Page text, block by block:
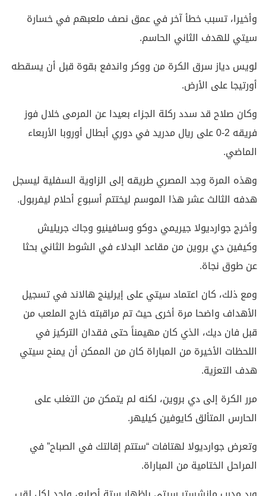
وأخيرا، تسبب خطأ آخر في عمق نصف ملعبهم في خسارة
سيتي للهدف الثاني الحاسم.
لويس دياز سرق الكرة من ووكر واندفع بقوة قبل أن يسقطه
أورتيجا على الأرض.
وكان صلاح قد سدد ركلة الجزاء بعيدا عن المرمى خلال فوز
فريقه 2-0 على ريال مدريد في دوري أبطال أوروبا الأربعاء
الماضي.
وهذه المرة وجد المصري طريقه إلى الزاوية السفلية ليسجل
هدفه الثالث عشر هذا الموسم ليختتم أسبوع أحلام ليفربول.
وأخرج جوارديولا جيريمي دوكو وسافينيو وجاك جريليش
وكيفين دي بروين من مقاعد البدلاء في الشوط الثاني بحثا
عن طوق نجاة.
ومع ذلك، كان اعتماد سيتي على إيرلينج هالاند في تسجيل
الأهداف واضحا مرة أخرى حيث تم مراقبته خارج الملعب من
قبل فان ديك، الذي كان مهيمناً حتى فقدان التركيز في
اللحظات الأخيرة من المباراة كان من الممكن أن يمنح سيتي
هدف التعزية.
مرر الكرة إلى دي بروين، لكنه لم يتمكن من التغلب على
الحارس المتألق كايوفين كيليهر.
وتعرض جوارديولا لهتافات “ستتم إقالتك في الصباح” في
المراحل الختامية من المباراة.